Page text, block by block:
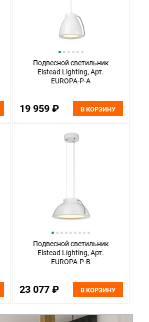
Подвесной светильник
Elstead Lighting, Арт.
EUROPA-P-A
19 959 ₽ В КОРЗИНУ
Подвесной светильник
Elstead Lighting, Арт.
EUROPA-P-B
23 077 ₽ В КОРЗИНУ